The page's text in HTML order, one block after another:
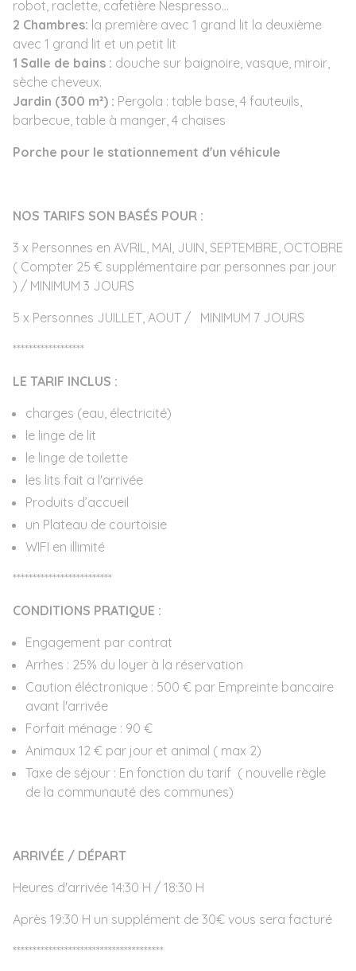
robot, raclette, cafetière Nespresso…
2 Chambres: la première avec 1 grand lit la deuxième
avec 1 grand lit et un petit lit
1 Salle de bains : douche sur baignoire, vasque, miroir,
sèche cheveux.
Jardin (300 m²) : Pergola : table base, 4 fauteuils,
barbecue, table à manger, 4 chaises
Porche pour le stationnement d'un véhicule
NOS TARIFS SON BASÉS POUR :
3 x Personnes en AVRIL, MAI, JUIN, SEPTEMBRE, OCTOBRE
( Compter 25 € supplémentaire par personnes par jour
) / MINIMUM 3 JOURS
5 x Personnes JUILLET, AOUT / MINIMUM 7 JOURS
******************
LE TARIF INCLUS :
charges (eau, électricité)
le linge de lit
le linge de toilette
les lits fait a l'arrivée
Produits d’accueil
un Plateau de courtoisie
WIFI en illimité
*************************
CONDITIONS PRATIQUE :
Engagement par contrat
Arrhes : 25% du loyer à la réservation
Caution éléctronique : 500 € par Empreinte bancaire
avant l'arrivée
Forfait ménage : 90 €
Animaux 12 € par jour et animal ( max 2)
Taxe de séjour : En fonction du tarif ( nouvelle règle
de la communauté des communes)
ARRIVÉE / DÉPART
Heures d'arrivée 14:30 H / 18:30 H
Après 19:30 H un supplément de 30€ vous sera facturé
**************************************